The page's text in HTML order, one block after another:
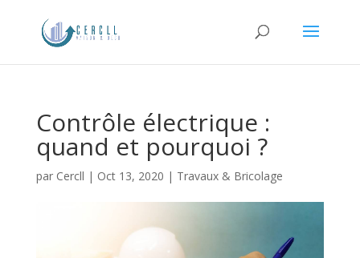
Contrôle électrique :
quand et pourquoi ?
par Cercll | Oct 13, 2020 | Travaux & Bricolage